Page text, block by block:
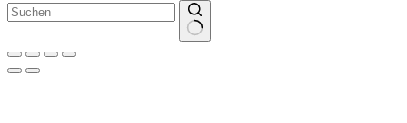
Keine
Ergebnisse